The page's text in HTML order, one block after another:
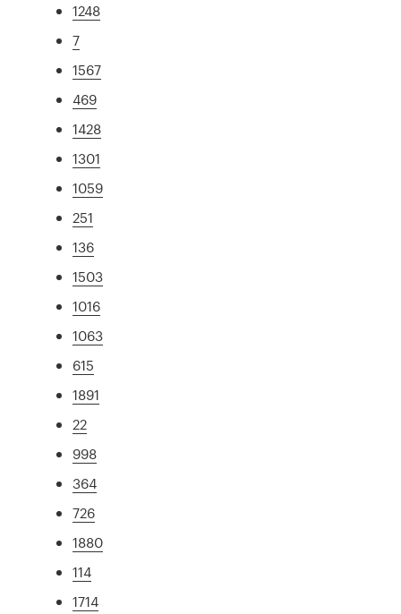
1248
7
1567
469
1428
1301
1059
251
136
1503
1016
1063
615
1891
22
998
364
726
1880
114
1714